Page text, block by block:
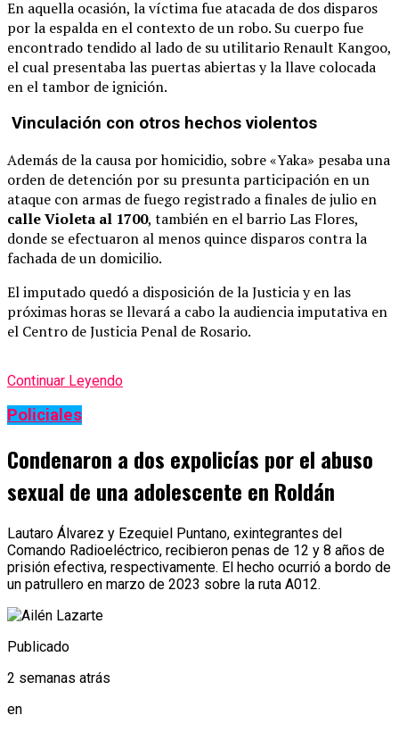
En aquella ocasión, la víctima fue atacada de dos disparos
por la espalda en el contexto de un robo. Su cuerpo fue
encontrado tendido al lado de su utilitario Renault Kangoo,
el cual presentaba las puertas abiertas y la llave colocada
en el tambor de ignición.
Vinculación con otros hechos violentos
Además de la causa por homicidio, sobre «Yaka» pesaba una
orden de detención por su presunta participación en un
ataque con armas de fuego registrado a finales de julio en
calle Violeta al 1700, también en el barrio Las Flores,
donde se efectuaron al menos quince disparos contra la
fachada de un domicilio.
El imputado quedó a disposición de la Justicia y en las
próximas horas se llevará a cabo la audiencia imputativa en
el Centro de Justicia Penal de Rosario.
Continuar Leyendo
Policiales
Condenaron a dos expolicías por el abuso
sexual de una adolescente en Roldán
Lautaro Álvarez y Ezequiel Puntano, exintegrantes del
Comando Radioeléctrico, recibieron penas de 12 y 8 años de
prisión efectiva, respectivamente. El hecho ocurrió a bordo de
un patrullero en marzo de 2023 sobre la ruta A012.
Publicado
2 semanas atrás
en